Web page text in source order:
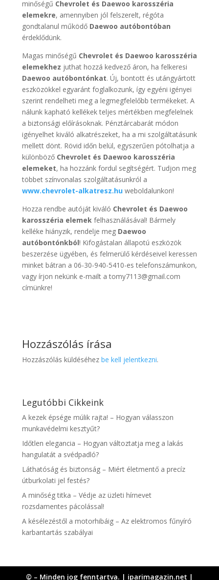
minőségű Chevrolet és Daewoo karosszéria
elemekre, amennyiben jól felszerelt, régóta
gondtalanul működő Daewoo autóbontóban
érdeklődünk.
Magas minőségű Chevrolet és Daewoo karosszéria
elemekhez juthat hozzá kedvező áron, ha felkeresi
Daewoo autóbontónkat. Új, bontott és utángyártott
eszközökkel egyaránt foglalkozunk, így egyéni igényei
szerint rendelheti meg a legmegfelelőbb termékeket. A
nálunk kapható kellékek teljes mértékben megfelelnek
a biztonsági előírásoknak. Pénztárcabarát módon
igényelhet kiváló alkatrészeket, ha a mi szolgáltatásunk
mellett dönt. Rövid időn belül, egyszerűen pótolhatja a
különböző Chevrolet és Daewoo karosszéria
elemeket, ha hozzánk fordul segítségért. Tudjon meg
többet színvonalas szolgáltatásunkról a
www.chevrolet-alkatresz.huweboldalunkon!
Hozza rendbe autóját kiváló Chevrolet és Daewoo
karosszéria elemek felhasználásával! Bármely
kelléke hiányzik, rendelje meg Daewoo
autóbontónkból! Kifogástalan állapotú eszközök
beszerzése ügyében, és felmerülő kérdéseivel keressen
minket bátran a 06-30-940-5410-es telefonszámunkon,
vagy írjon nekünk e-mailt a tomy7113@gmail.com
címünkre!
Hozzászólás írása
Hozzászólás küldéséhez be kell jelentkezni.
Legutóbbi Cikkeink
A kezek épsége múlik rajta! – Hogyan válasszon
munkavédelmi kesztyűt?
Időtlen elegancia – Hogyan változtatja meg a lakás
hangulatát a svédpadló?
Láthatóság és biztonság – Miért életmentő a precíz
útburkolati jel festés?
A minőség titka – Védje az üzleti hírnevet
rozsdamentes pácolással!
A késélezéstől a motorhibáig – Az elektromos fűnyíró
karbantartás szabályai
© – Minden jog fenntartva. | iparimagazin.net |